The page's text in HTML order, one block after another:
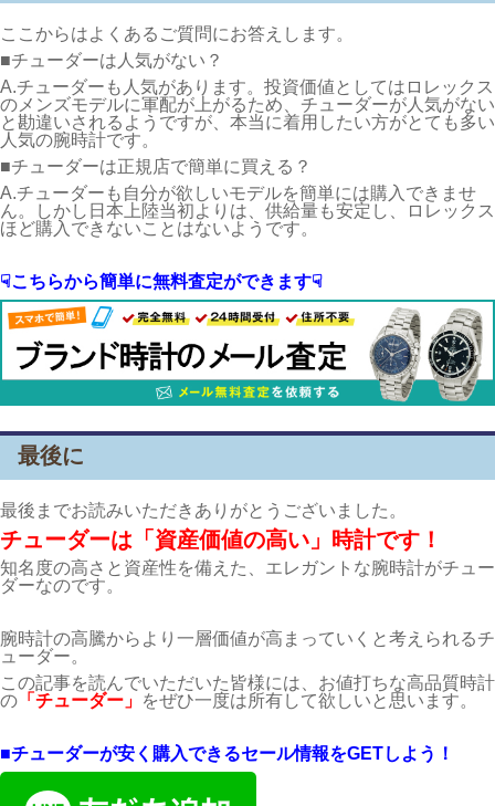
ここからはよくあるご質問にお答えします。
■チューダーは人気がない？
A.チューダーも人気があります。投資価値としてはロレックス
のメンズモデルに軍配が上がるため、チューダーが人気がない
と勘違いされるようですが、本当に着用したい方がとても多い
人気の腕時計です。
■チューダーは正規店で簡単に買える？
A.チューダーも自分が欲しいモデルを簡単には購入できませ
ん。しかし日本上陸当初よりは、供給量も安定し、ロレックス
ほど購入できないことはないようです。
☟こちらから簡単に無料査定ができます☟
最後に
最後までお読みいただきありがとうございました。
チューダーは「資産価値の高い」時計です！
知名度の高さと資産性を備えた、エレガントな腕時計がチュー
ダーなのです。
腕時計の高騰からより一層価値が高まっていくと考えられるチ
ューダー。
この記事を読んでいただいた皆様には、お値打ちな高品質時計
の 「チューダー」 をぜひ一度は所有して欲しいと思います。
■チューダーが安く購入できるセール情報をGETしよう！